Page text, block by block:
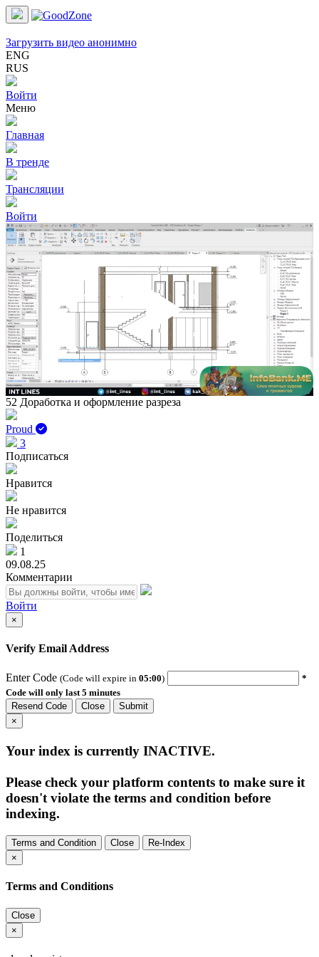
Загрузить видео анонимно
ENG
RUS
Войти
Меню
Главная
В тренде
Трансляции
Войти
Play
52 Доработка и оформление разреза
Proud
3
Подписаться
Нравится
Не нравится
Поделиться
1
09.08.25
Комментарии
Войти
×
Verify Email Address
Enter Code (Code will expire in 05:00)
*
Code will only last 5 minutes
Resend Code
Close
Submit
×
Your index is currently INACTIVE.
Please check your platform contents to make sure it
doesn't violate the terms and condition before
indexing.
Terms and Condition Close
Re-Index
×
Terms and Conditions
Close
×